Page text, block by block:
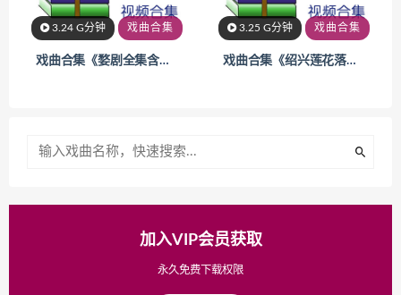
3.24 G分钟 戏曲合集
戏曲合集《婺剧全集含献宝状元等8部【3.24 G】 》
3.25 G分钟 戏曲合集
戏曲合集《绍兴莲花落含泪洒相思地等32部【3.25 G】 》
加入VIP会员获取
永久免费下载权限